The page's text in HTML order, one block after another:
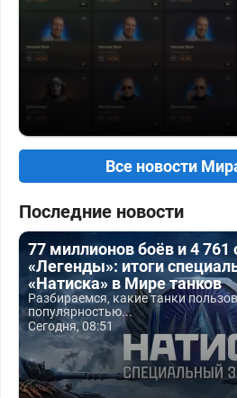
Все новости
Последние новости
77 миллионов боёв и 4 761
«Легенды»: итоги
«Натиска» в Мире танков
Разбираемся, какие танки
популярностью...
Сегодня, 08:51